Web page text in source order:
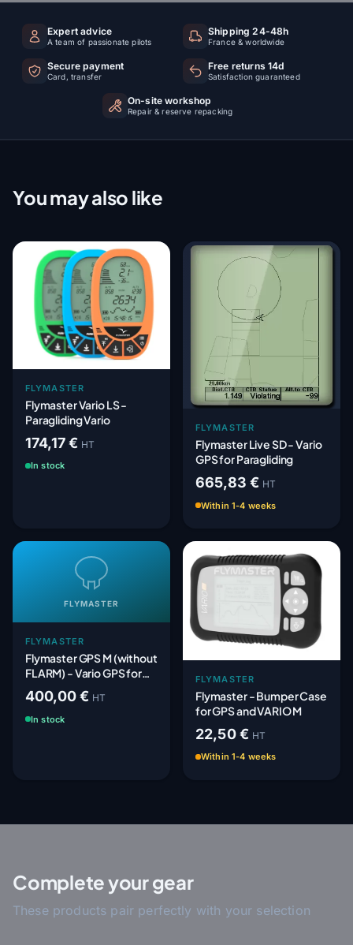
Expert advice
A team of passionate pilots
Shipping 24-48h
France & worldwide
Secure payment
Card, transfer
Free returns 14d
Satisfaction guaranteed
On-site workshop
Repair & reserve repacking
You may also like
FLYMASTER
Flymaster Vario LS -
Paragliding Vario
174,17 € HT
In stock
FLYMASTER
Flymaster Live SD - Vario
GPS for Paragliding
665,83 € HT
Within 1-4 weeks
FLYMASTER
FLYMASTER
Flymaster GPS M (without
FLARM) - Vario GPS for
paragliding
400,00 € HT
In stock
FLYMASTER
Flymaster - Bumper Case
for GPS and VARIO M
22,50 € HT
Within 1-4 weeks
Complete your gear
These products pair perfectly with your selection